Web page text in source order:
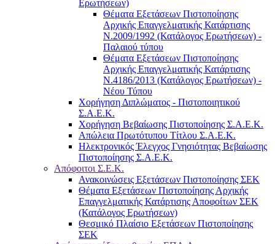
Ερωτήσεων)
Θέματα Εξετάσεων Πιστοποίησης
Αρχικής Επαγγελματικής Κατάρτισης
Ν.2009/1992 (Κατάλογος Ερωτήσεων) -
Παλαιού τύπου
Θέματα Εξετάσεων Πιστοποίησης
Αρχικής Επαγγελματικής Κατάρτισης
Ν.4186/2013 (Κατάλογος Ερωτήσεων) -
Νέου Τύπου
Χορήγηση Διπλώματος - Πιστοποιητικού
Σ.Α.Ε.Κ.
Χορήγηση Βεβαίωσης Πιστοποίησης Σ.Α.Ε.Κ.
Απώλεια Πρωτότυπου Τίτλου Σ.Α.Ε.Κ.
Ηλεκτρονικός Έλεγχος Γνησιότητας Βεβαίωσης
Πιστοποίησης Σ.Α.Ε.Κ.
Απόφοιτοι Σ.Ε.Κ.
Ανακοινώσεις Εξετάσεων Πιστοποίησης ΣΕΚ
Θέματα Εξετάσεων Πιστοποίησης Αρχικής
Επαγγελματικής Κατάρτισης Αποφοίτων ΣΕΚ
(Κατάλογος Ερωτήσεων)
Θεσμικό Πλαίσιο Εξετάσεων Πιστοποίησης
ΣΕΚ